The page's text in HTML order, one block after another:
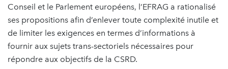
Conseil et le Parlement européens, l’EFRAG a rationalisé
ses propositions afin d’enlever toute complexité inutile et
de limiter les exigences en termes d’informations à
fournir aux sujets trans-sectoriels nécessaires pour
répondre aux objectifs de la CSRD.